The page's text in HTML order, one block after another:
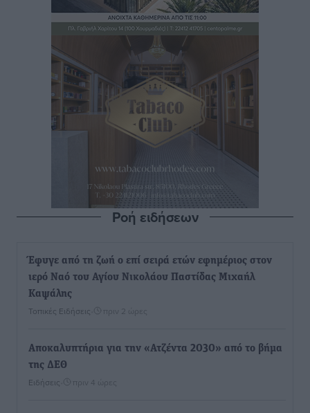
Ροή ειδήσεων
Έφυγε από τη ζωή ο επί σειρά ετών εφημέριος στον
ιερό Ναό του Αγίου Νικολάου Παστίδας Μιχαήλ
Καψάλης
Τοπικές Ειδήσεις πριν 2 ώρες
Αποκαλυπτήρια για την «Ατζέντα 2030» από το βήμα
της ΔΕΘ
Ειδήσεις πριν 4 ώρες